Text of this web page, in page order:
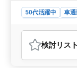
50代活躍中 車
おすすめポイ
＜宮崎市での自
検討リスト